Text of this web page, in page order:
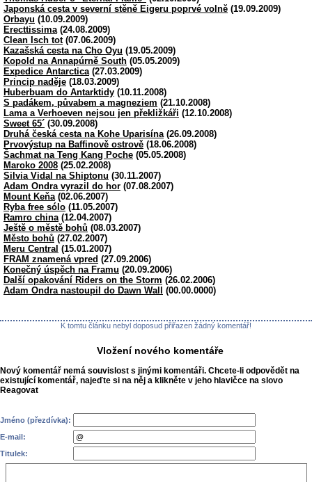
Japonská cesta v severní stěně Eigeru poprvé volně (19.09.2009)
Orbayu (10.09.2009)
Erecttissima (24.08.2009)
Clean Isch tot(07.06.2009)
Kazašská cesta na Cho Oyu (19.05.2009)
Kopold na Annapúrně South (05.05.2009)
Expedice Antarctica (27.03.2009)
Princip naděje (18.03.2009)
Huberbuam do Antarktidy (10.11.2008)
S padákem, půvabem a magneziem (21.10.2008)
Lama a Verhoeven nejsou jen překližkáři (12.10.2008)
Sweet 65´ (30.09.2008)
Druhá česká cesta na Kohe Uparisína (26.09.2008)
Prvovýstup na Baffinově ostrově (18.06.2008)
Šachmat na Teng Kang Poche (05.05.2008)
Maroko 2008 (25.02.2008)
Silvia Vidal na Shiptonu (30.11.2007)
Adam Ondra vyrazil do hor (07.08.2007)
Mount Keňa (02.06.2007)
Ryba free sólo (11.05.2007)
Ramro china (12.04.2007)
Ještě o městě bohů (08.03.2007)
Město bohů (27.02.2007)
Meru Central (15.01.2007)
FRAM znamená vpred (27.09.2006)
Konečný úspěch na Framu (20.09.2006)
Další opakování Riders on the Storm (26.02.2006)
Adam Ondra nastoupil do Dawn Wall (00.00.0000)
K tomtu článku nebyl doposud přiřazen žádný komentář!
Vložení nového komentáře
Nový komentář nemá souvislost s jinými komentáři. Chcete-li odpovědět na
existující komentář, najeďte si na něj a klikněte v jeho hlavičce na slovo
Reagovat
Jméno (přezdívka):
E-mail:
Titulek: